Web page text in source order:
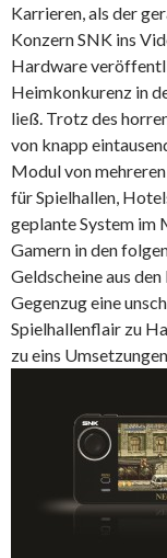
Karrieren, als der
Konzern SNK ins
Hardware
Heimkonkurenz in
ließ. Trotz des
von knapp
Modul von
für Spielhallen,
geplante System
Gamern in den
Geldscheine aus
Gegenzug eine
Spielhallenflair zu
zu eins